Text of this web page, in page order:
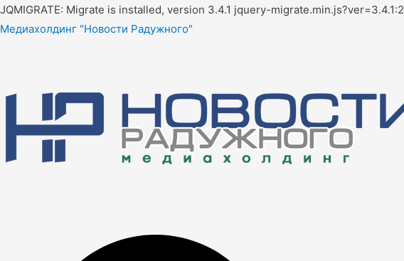
JQMIGRATE: Migrate is installed, version 3.4.1 jquery-migrate.min.js?ver=3.4.1:2
Медиахолдинг "Новости Радужного"